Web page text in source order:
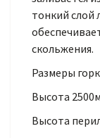
тонкий слой
скольжения.
Размеры
Высота
Высота